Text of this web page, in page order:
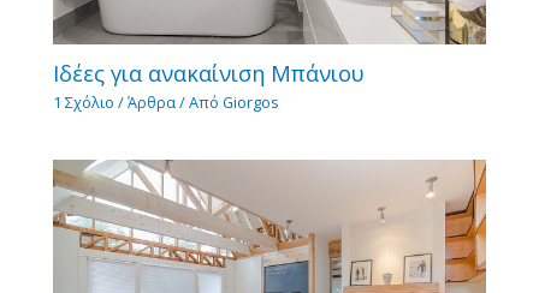
Ιδέες για ανακαίνιση Μπάνιου
1 Σχόλιο /Άρθρα/ ΑπόGiorgos